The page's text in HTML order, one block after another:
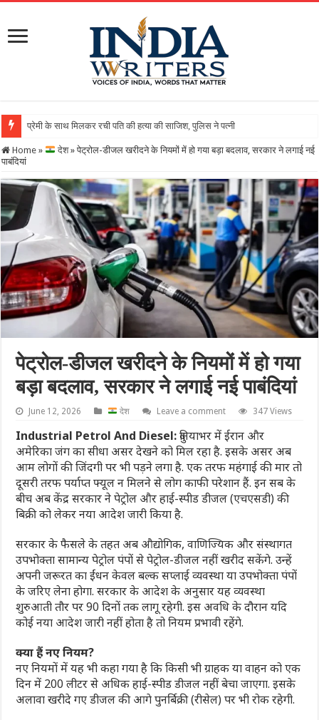
Home » देश » पेट्रोल-डीजल खरीदने के नियमों में हो गया बड़ा बदलाव, सरकार ने लगाई नई
पाबंदियां
पेट्रोल-डीजल खरीदने के नियमों में हो गया
बड़ा बदलाव, सरकार ने लगाई नई पाबंदियां
June 12, 2026 देश Leave a comment 347 Views
Industrial Petrol And Diesel:दुनियाभर में ईरान और
अमेरिका जंग का सीधा असर देखने को मिल रहा है. इसके असर अब
आम लोगों की जिंदगी पर भी पड़ने लगा है. एक तरफ महंगाई की मार तो
दूसरी तरफ पर्याप्त फ्यूल न मिलने से लोग काफी परेशान हैं. इन सब के
बीच अब केंद्र सरकार ने पेट्रोल और हाई-स्पीड डीजल (एचएसडी) की
बिक्री को लेकर नया आदेश जारी किया है.
सरकार के फैसले के तहत अब औद्योगिक, वाणिज्यिक और संस्थागत
उपभोक्ता सामान्य पेट्रोल पंपों से पेट्रोल-डीजल नहीं खरीद सकेंगे. उन्हें
अपनी जरूरत का ईंधन केवल बल्क सप्लाई व्यवस्था या उपभोक्ता पंपों
के जरिए लेना होगा. सरकार के आदेश के अनुसार यह व्यवस्था
शुरुआती तौर पर 90 दिनों तक लागू रहेगी. इस अवधि के दौरान यदि
कोई नया आदेश जारी नहीं होता है तो नियम प्रभावी रहेंगे.
क्‍या हैं नए नियम?
नए नियमों में यह भी कहा गया है कि किसी भी ग्राहक या वाहन को एक
दिन में 200 लीटर से अधिक हाई-स्पीड डीजल नहीं बेचा जाएगा. इसके
अलावा खरीदे गए डीजल की आगे पुनर्बिक्री (रीसेल) पर भी रोक रहेगी.